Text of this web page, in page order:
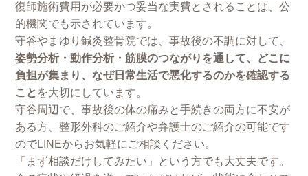
復師施術費用が必要かつ妥当な実費とされることは、公
的機関でも示されています。
守谷やまゆり鍼灸整骨院では、事故後の不調に対して、
姿勢分析・動作分析・筋膜のつながりを通して、どこに
負担が集まり、なぜ日常生活で悪化するのかを確認する
こと を大切にしています。
守谷周辺で、事故後の体の痛みと手続きの両方に不安が
ある方、整形外科のご紹介や弁護士のご紹介の可能です
のでLINEからお気軽にご相談ください。
「まず相談だけしてみたい」という方でも大丈夫です。